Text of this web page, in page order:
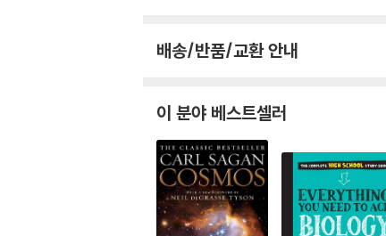
배송/반품/교환 안내
이 분야 베스트셀러